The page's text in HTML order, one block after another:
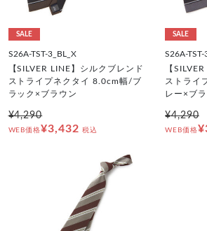
SALE
S26A-TST-3_BL_X
【SILVER LINE】シルクブレンド
ストライプネクタイ 8.0cm幅/ブ
ラック×ブラウン
¥4,290
WEB価格¥3,432 税込
SALE
S26A-TST-
【
ストライ
レー×ブ
¥4,290
WEB価格